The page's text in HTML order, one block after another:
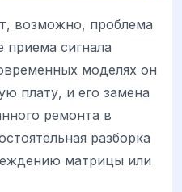
возможно, проблема
приема сигнала
моделях он
плату, и его замена
ремонта в
разборка
матрицы или